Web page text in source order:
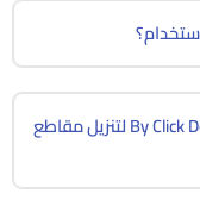
س: هل يمكنني استخدام برنامج By Click Downloader لتنزيل مقاطع